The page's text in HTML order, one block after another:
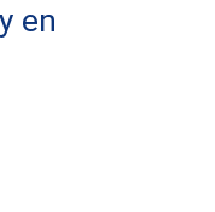
en